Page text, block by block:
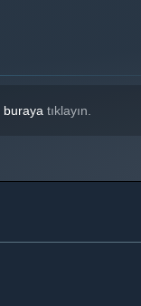
buraya tıklayın.